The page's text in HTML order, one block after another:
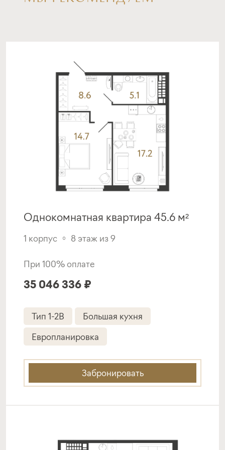
Программа от Банка Россия
Покупка квартиры в строящемся доме
ставка
от 19,50%
1-й взнос
от 20%
до 30 лет
платёж
477 141 руб.
Подать заявку
Программа от ВТБ
Покупка квартиры в строящемся доме
ставка
от 19,50%
от 20%
срок
до 30 лет
платёж
477 141 руб.
Подать заявку
Однокомнатная квартира 45.6 м²
1 корпус 8 этаж из 9
При 100% оплате
35 046 336 ₽
Тип 1-2B
Большая кухня
Европланировка
Забронировать